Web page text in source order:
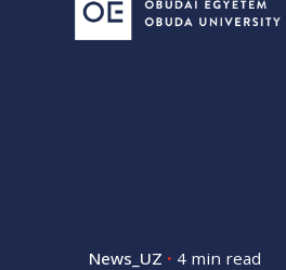
News_UZ 4 min read